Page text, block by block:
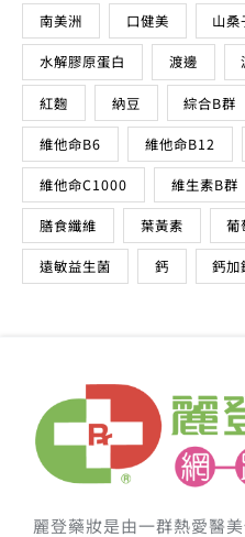
南美洲 口健美 山桑
水解膠原蛋白 渡邊
紅麴 納豆 綜合B群
維他命B6 維他命B12
維他命C1000 維生素B群
膳食纖維 葉黃素 葡
遠敏益生菌 鈣 鈣加
麗登藥妝是由一群熱愛醫